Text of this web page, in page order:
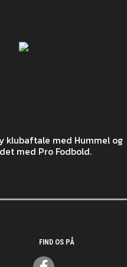
klubaftale med Hummel og
med Pro Fodbold.
FIND OS PÅ